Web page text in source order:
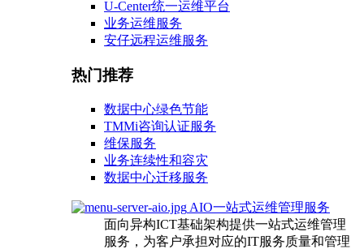
U-Center统一运维平台
业务运维服务
安仔远程运维服务
热门推荐
数据中心绿色节能
TMMi咨询认证服务
维保服务
业务连续性和容灾
数据中心迁移服务
AIO一站式运维管理服务
面向异构ICT基础架构提供一站式运维管理
服务，为客户承担对应的IT服务质量和管理